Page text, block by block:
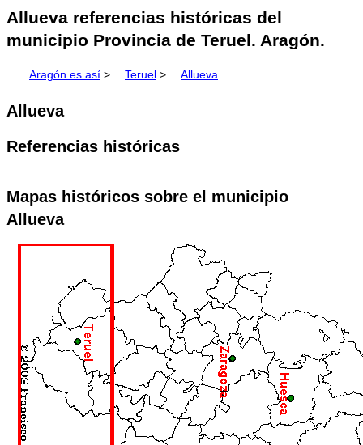
Allueva referencias históricas del
municipio Provincia de Teruel. Aragón.
Aragón es así > Teruel > Allueva
Allueva
Referencias históricas
Mapas históricos sobre el municipio
Allueva